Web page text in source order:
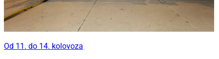
Od 11. do 14. kolovoza